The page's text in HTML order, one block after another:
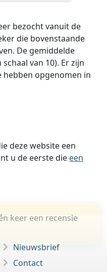
bezocht vanuit de
die bovenstaande
De gemiddelde
schaal van 10). Er zijn
hebben opgenomen in
deze website een
u de eerste die een
keer een recensie
Nieuwsbrief
Contact